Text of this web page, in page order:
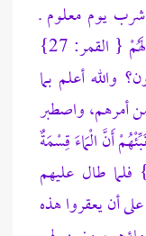
يوم معلوم ـ
ولهذا قال تعالى: إِنَّا مُرْسِلُو النَّاقَةِ فِتْنَةً لَهُمْ { القمر: 27}
والله أعلم بما
أمرهم، واصطبر
أَنَّ الْمَاءَ قِسْمَةٌ
كُلُّ شِرْبٍ مُحْتَضَرٌ {القمر: 28} فلما طال عليهم
أن يعقروا هذه